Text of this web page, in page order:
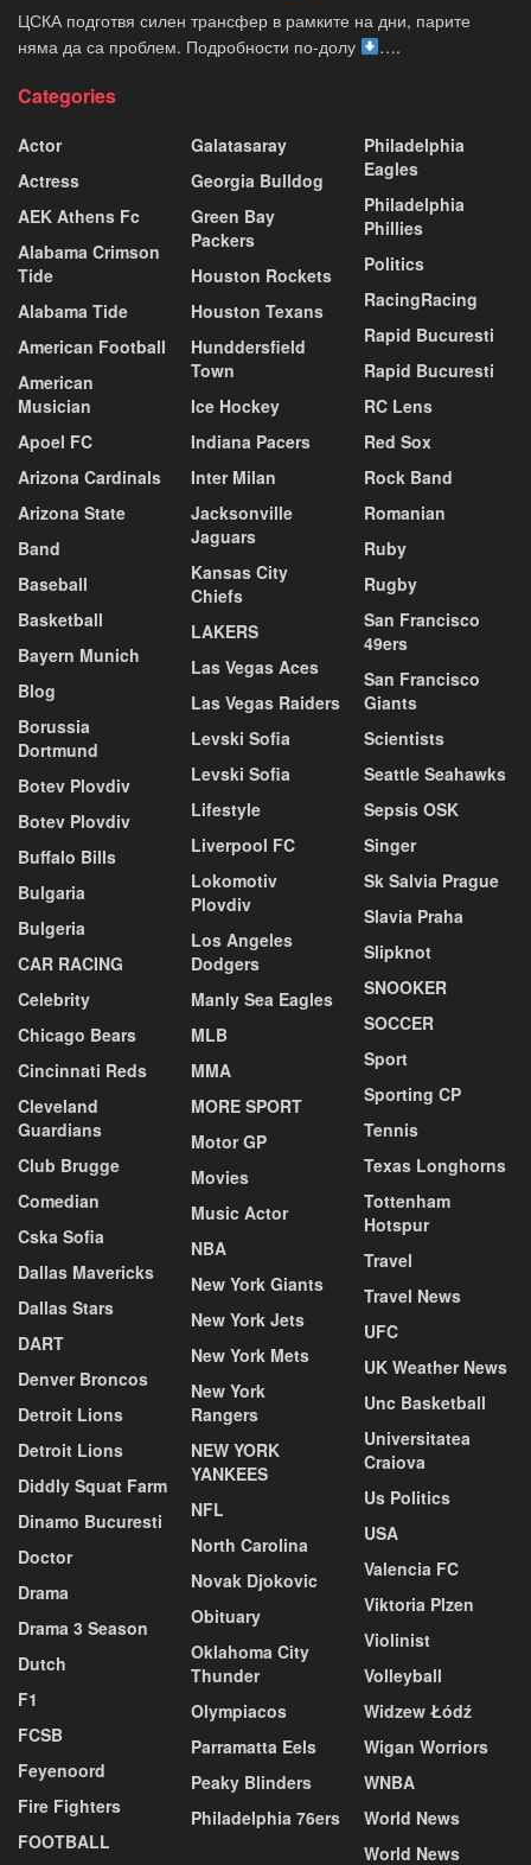
ЦСКА подготвя силен трансфер в рамките на дни, парите
няма да са проблем. Подробности по-долу
….
Categories
Actor
Actress
AEK Athens Fc
Alabama Crimson
Tide
Alabama Tide
American Football
American
Musician
Apoel FC
Arizona Cardinals
Arizona State
Band
Baseball
Basketball
Bayern Munich
Blog
Borussia
Dortmund
Botev Plovdiv
Botev Plovdiv
Buffalo Bills
Bulgaria
Bulgeria
CAR RACING
Celebrity
Chicago Bears
Cincinnati Reds
Cleveland
Guardians
Club Brugge
Comedian
Cska Sofia
Dallas Mavericks
Dallas Stars
DART
Denver Broncos
Detroit Lions
Detroit Lions
Diddly Squat Farm
Dinamo Bucuresti
Doctor
Drama
Drama 3 Season
Dutch
F1
FCSB
Feyenoord
Fire Fighters
FOOTBALL
Galatasaray
Georgia Bulldog
Green Bay
Packers
Houston Rockets
Houston Texans
Hunddersfield
Town
Ice Hockey
Indiana Pacers
Inter Milan
Jacksonville
Jaguars
Kansas City
Chiefs
LAKERS
Las Vegas Aces
Las Vegas Raiders
Levski Sofia
Levski Sofia
Lifestyle
Liverpool FC
Lokomotiv
Plovdiv
Los Angeles
Dodgers
Manly Sea Eagles
MLB
MMA
MORE SPORT
Motor GP
Movies
Music Actor
NBA
New York Giants
New York Jets
New York Mets
New York
Rangers
NEW YORK
YANKEES
NFL
North Carolina
Novak Djokovic
Obituary
Oklahoma City
Thunder
Olympiacos
Parramatta Eels
Peaky Blinders
Philadelphia 76ers
Philadelphia
Eagles
Philadelphia
Phillies
Politics
RacingRacing
Rapid Bucuresti
Rapid Bucuresti
RC Lens
Red Sox
Rock Band
Romanian
Ruby
Rugby
San Francisco
49ers
San Francisco
Giants
Scientists
Seattle Seahawks
Sepsis OSK
Singer
Sk Salvia Prague
Slavia Praha
Slipknot
SNOOKER
SOCCER
Sport
Sporting CP
Tennis
Texas Longhorns
Tottenham
Hotspur
Travel
Travel News
UFC
UK Weather News
Unc Basketball
Universitatea
Craiova
Us Politics
USA
Valencia FC
Viktoria Plzen
Violinist
Volleyball
Widzew Łódź
Wigan Worriors
WNBA
World News
World News